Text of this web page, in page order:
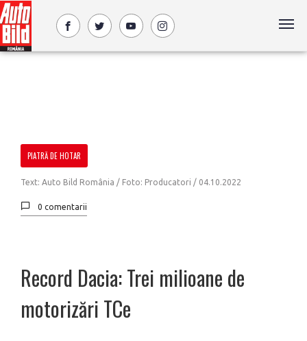
PIATRĂ DE HOTAR
Text: Auto Bild România / Foto: Producatori / 04.10.2022
0 comentarii
Record Dacia: Trei milioane de
motorizări TCe